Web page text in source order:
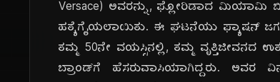
Versace) ಅವರನ್ನು, ಫ್ಲೋರಿಡಾದ ಮಿಯಾಮಿ
ಹತ್ಯೆಗೈಯಲಾಯಿತು. ಈ ಘಟನೆಯು ಫ್ಯಾಷನ್
ತಮ್ಮ 50ನೇ ವಯಸ್ಸಿನಲ್ಲಿ, ತಮ್ಮ ವೃತ್ತಿಜೀವನದ
ಬ್ರಾಂಡ್‌ಗೆ ಹೆಸರುವಾಸಿಯಾಗಿದ್ದರು. ಅವರ